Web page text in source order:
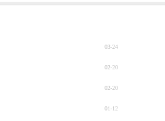
03-24
02-20
02-20
01-12